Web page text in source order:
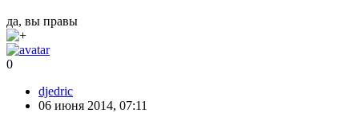
да, вы правы
0
djedric
06 июня 2014, 07:11